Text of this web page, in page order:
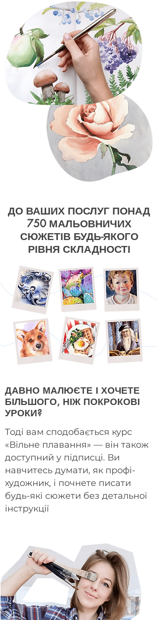
ДО ВАШИХ ПОСЛУГ ПОНАД
750 МАЛЬОВНИЧИХ
СЮЖЕТІВ БУДЬ-ЯКОГО
РІВНЯ СКЛАДНОСТІ
ДАВНО МАЛЮЄТЕ І ХОЧЕТЕ
БІЛЬШОГО, НІЖ ПОКРОКОВІ
УРОКИ?
Тоді вам сподобається курс
«Вільне плавання» — він також
доступний у підписці. Ви
навчитесь думати, як профі-
художник, і почнете писати
будь-які сюжети без детальної
інструкції